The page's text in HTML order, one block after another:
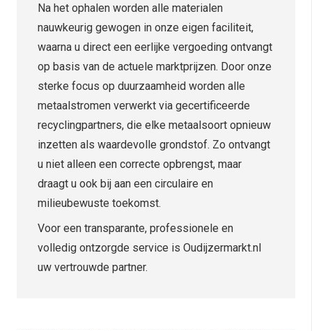
Na het ophalen worden alle materialen
nauwkeurig gewogen in onze eigen faciliteit,
waarna u direct een eerlijke vergoeding ontvangt
op basis van de actuele marktprijzen. Door onze
sterke focus op duurzaamheid worden alle
metaalstromen verwerkt via gecertificeerde
recyclingpartners, die elke metaalsoort opnieuw
inzetten als waardevolle grondstof. Zo ontvangt
u niet alleen een correcte opbrengst, maar
draagt u ook bij aan een circulaire en
milieubewuste toekomst.
Voor een transparante, professionele en
volledig ontzorgde service is Oudijzermarkt.nl
uw vertrouwde partner.